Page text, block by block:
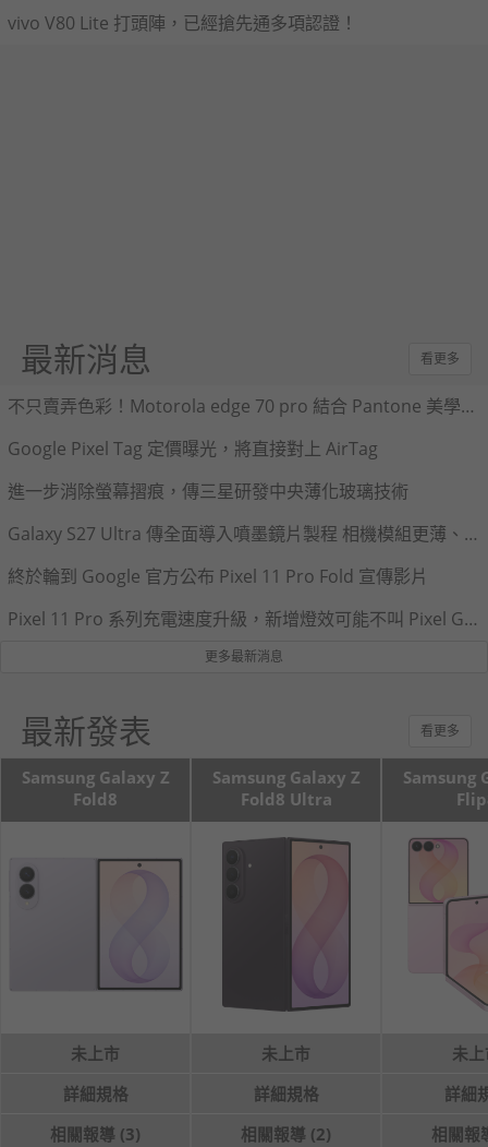
vivo V80 Lite 打頭陣，已經搶先通多項認證！
最新消息 看更多
不只賣弄色彩！Motorola edge 70 pro 結合 Pantone 美學與 AI 即時翻譯
Google Pixel Tag 定價曝光，將直接對上 AirTag
進一步消除螢幕摺痕，傳三星研發中央薄化玻璃技術
Galaxy S27 Ultra 傳全面導入噴墨鏡片製程 相機模組更薄、拍攝品質再提升
終於輪到 Google 官方公布 Pixel 11 Pro Fold 宣傳影片
Pixel 11 Pro 系列充電速度升級，新增燈效可能不叫 Pixel Glow
更多最新消息
最新發表 看更多
Samsung Galaxy Z
Fold8
未上市
詳細規格
相關報導 (3)
Samsung Galaxy Z
Fold8 Ultra
未上市
詳細規格
相關報導 (2)
Samsung
未
詳細
相關報